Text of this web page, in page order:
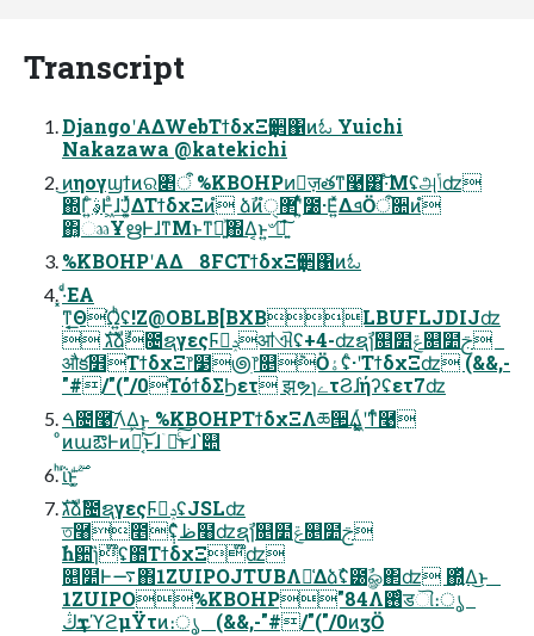
Transcript
DjangoʹΑΔWebΤϯδχΞҭ੒΁ͷಓ Yuichi
Nakazawa @katekichi
͜ͷηογϣϯͷର৅ऀ %KBOHPͷٕज़తͳ࿩͸͠·ͤΜʢஅݴʣ
΍Γ͍ͨࣄ͕Ͱ͖ͣɺ͘͢Ϳ͍ͬͯΔΤϯδχΞͷํ ձࣾͷํ޲ੑʹ͍ͭͯ೰·Ε͍ͯΔܦӦऀ૚ͷํ
΋͏͓ෲҰഋͰɺͳΜͱͳ͘ฉ͍ͯ΍Δ͔ͱ͍͏৺༏͍͠ํ
%KBOHPʹΑΔ 8FCΤϯδχΞҭ੒΁ͷಓ
͓·͑ͩΕΑ
ͳ͔͟ΘΏ͏͍ͪʢ!Z@OBLB[BXBLBUFLJDIJʣ
 גࣜձࣾ೔ຊγεςϜٕݚॴଐʢ+4-ʣຊࣾɿ௕໺ݝ௕໺ࢢ
औక໾ΤϯδχΞ෦໳౷ׅ෦௕݉Ӧۀʢͨ·ʹΤϯδχΞʣ (&&,-
"#/"("/0ΤόϯδΣϦετ झຯɿےτϨɺ֨ήʔʢετ7ʣ
ࠓ೔࿩͠Λ͢Δ͜ͱ %KBOHPΤϯδχΞΛཆ੒͢Δ͖͔͚ͬʹͳͬͨ࿩
ͦͷաఔͰͷྑ͔ͬͨ͜ͱɺۤ࿑ͨ͜͠ͱɺ՝୊
גࣜձࣾ೔ຊγεςϜٕݚʢJSLʣ
ত࿨೥݄ʢ̐̐ظ໨ʣຊࣾɿ௕໺ݝ௕໺ࢢ
ࣾһ਺ɿ̏໊ʢ಺ΤϯδχΞ໊ʣ
௕໺Ͱ࠷΋1ZUIPOJTUBΛ๊͑Δձࣾʢ౰ࣾௐ΂ʣ ΍͍ͬͯΔ͜ͱ
1ZUIPO%KBOHP"84Λ࢖ͬͨडୗ։ൃ
ڭҭܥϓϩμΫτͷ։ൃ (&&,-"#/"("/0ͷӡӦ